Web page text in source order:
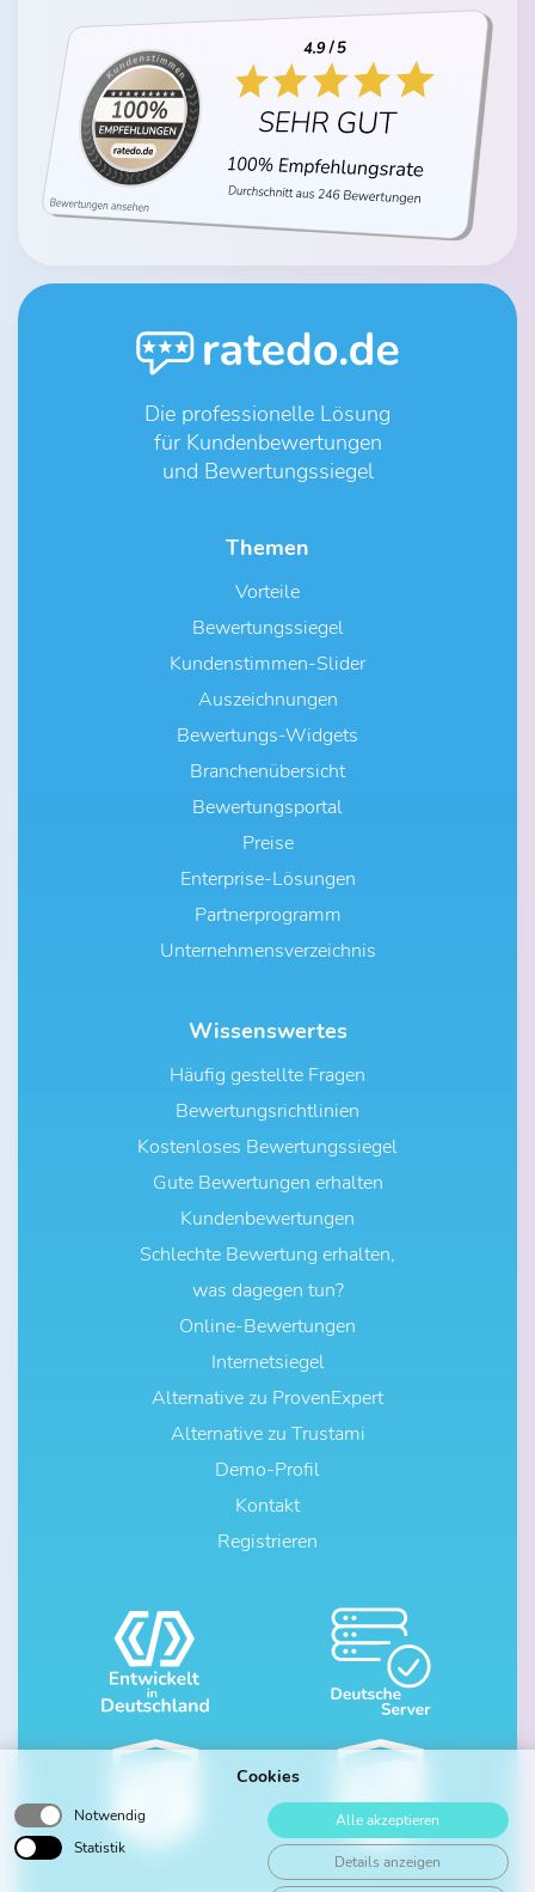
Cookies
Notwendig
Statistik
Alle akzeptieren
Details anzeigen
Die professionelle Lösung
für Kundenbewertungen
und Bewertungssiegel
Themen
Vorteile
Bewertungssiegel
Kundenstimmen-Slider
Auszeichnungen
Bewertungs-Widgets
Branchenübersicht
Bewertungsportal
Preise
Enterprise-Lösungen
Partnerprogramm
Unternehmensverzeichnis
Wissenswertes
Häufig gestellte Fragen
Bewertungsrichtlinien
Kostenloses Bewertungssiegel
Gute Bewertungen erhalten
Kundenbewertungen
Schlechte Bewertung erhalten,
was dagegen tun?
Online-Bewertungen
Internetsiegel
Alternative zu ProvenExpert
Alternative zu Trustami
Demo-Profil
Kontakt
Registrieren